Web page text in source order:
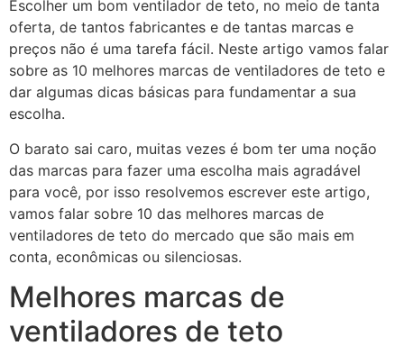
Escolher um bom ventilador de teto, no meio de tanta
oferta, de tantos fabricantes e de tantas marcas e
preços não é uma tarefa fácil. Neste artigo vamos falar
sobre as 10 melhores marcas de ventiladores de teto e
dar algumas dicas básicas para fundamentar a sua
escolha.
O barato sai caro, muitas vezes é bom ter uma noção
das marcas para fazer uma escolha mais agradável
para você, por isso resolvemos escrever este artigo,
vamos falar sobre 10 das melhores marcas de
ventiladores de teto do mercado que são mais em
conta, econômicas ou silenciosas.
Melhores marcas de
ventiladores de teto